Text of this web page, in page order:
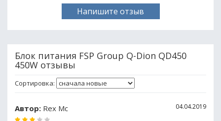
Напишите отзыв
Блок питания FSP Group Q-Dion QD450
450W отзывы
Сортировка:
Автор: Rex Mc 04.04.2019